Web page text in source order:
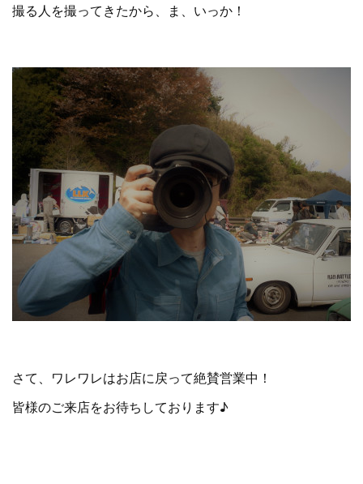
撮る人を撮ってきたから、ま、いっか！
さて、ワレワレはお店に戻って絶賛営業中！
皆様のご来店をお待ちしております♪